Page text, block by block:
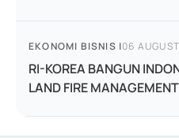
EKONOMI BISNIS |06
RI-KOREA BANGUN
LAND FIRE